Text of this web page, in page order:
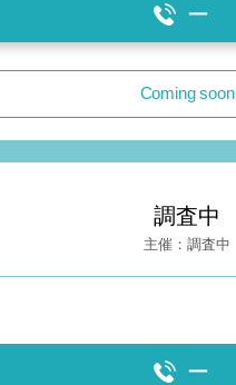
ー
Coming soon
調査中
調査中
ー